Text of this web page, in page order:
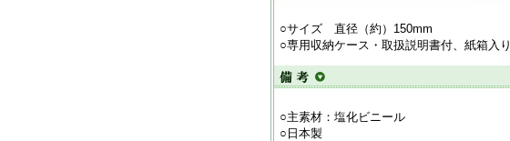
○サイズ 直径（約）150mm
○専用収納ケース・取扱説明書付、紙箱入り
○主素材：塩化ビニール
○日本製